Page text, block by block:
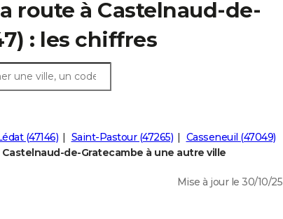
route à Castelnaud-de-
: les chiffres
(47146) Saint-Pastour (47265)
Casseneuil (47049)
de-Gratecambe à une autre ville
Mise à jour le 30/10/25